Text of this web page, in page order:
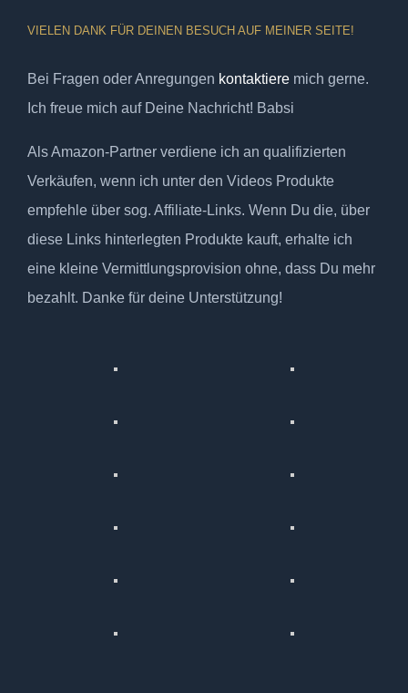
VIELEN DANK FÜR DEINEN BESUCH AUF MEINER SEITE!
Bei Fragen oder Anregungen kontaktiere mich gerne.
Ich freue mich auf Deine Nachricht! Babsi
Als Amazon-Partner verdiene ich an qualifizierten
Verkäufen, wenn ich unter den Videos Produkte
empfehle über sog. Affiliate-Links. Wenn Du die, über
diese Links hinterlegten Produkte kauft, erhalte ich
eine kleine Vermittlungsprovision ohne, dass Du mehr
bezahlt. Danke für deine Unterstützung!